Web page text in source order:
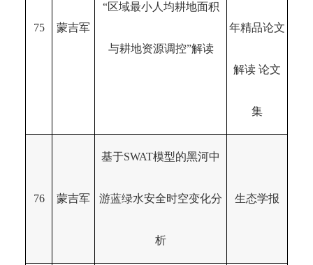
75 蒙吉军
“区域最小人均耕地面积
与耕地资源调控”解读
年精品论文
解读 论文
集
76 蒙吉军
基于SWAT模型的黑河中
游蓝绿水安全时空变化分
析
生态学报